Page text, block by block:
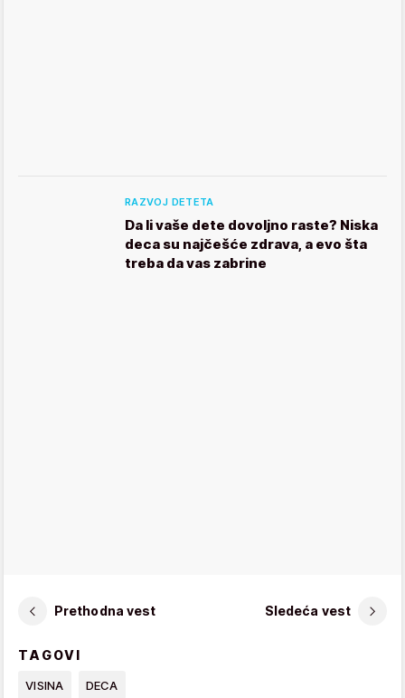
RAZVOJ DETETA
Da li vaše dete dovoljno raste? Niska
deca su najčešće zdrava, a evo šta
treba da vas zabrine
Prethodna vest Sledeća vest
TAGOVI
VISINA DECA